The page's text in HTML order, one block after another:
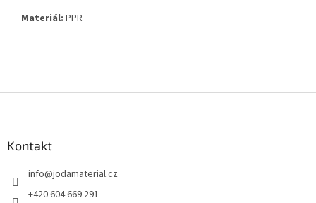
Materiál: PPR
Kontakt
info@jodamaterial.cz
+420 604 669 291